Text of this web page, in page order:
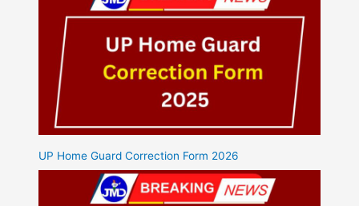
UP Home Guard Correction Form 2026